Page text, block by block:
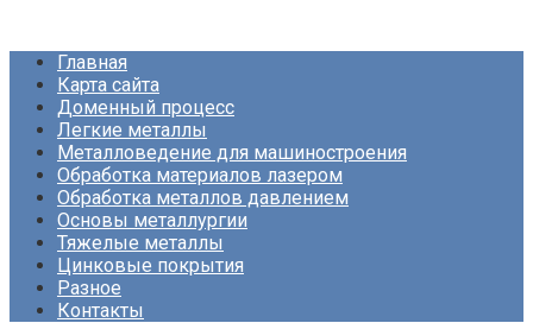
контентуГлавная
Карта сайта
Доменный процесс
Легкие металлы
Металловедение для машиностроения
Обработка материалов лазером
Обработка металлов давлением
Основы металлургии
Тяжелые металлы
Цинковые покрытия
Разное
Контакты